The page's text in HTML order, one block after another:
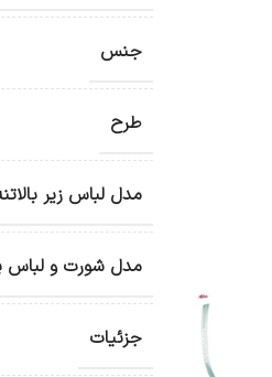
جنس
طرح
مدل لباس زیر
مدل شورت و لباس
جزئیات